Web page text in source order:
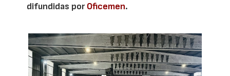
difundidas porOficemen.